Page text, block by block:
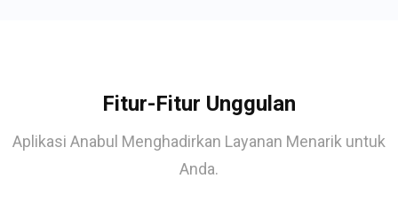
Fitur-Fitur Unggulan
Aplikasi Anabul Menghadirkan Layanan Menarik untuk
Anda.